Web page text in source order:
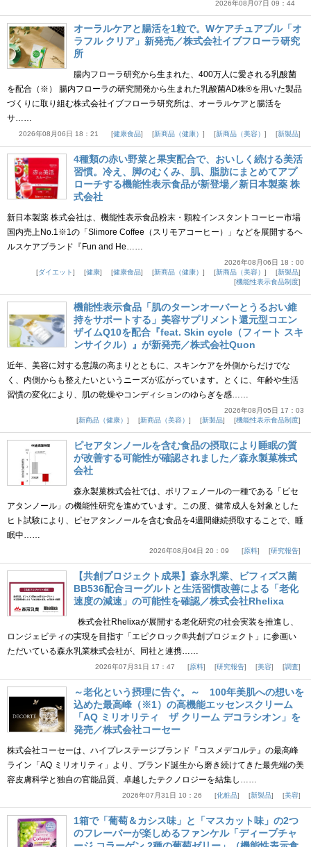
2026年08月07日 09：44
オーラルケアと腸活を1粒で。Wケアチュアブル「オ
ラフル クリア」新発売／株式会社イブフローラ研究
所
腸内フローラ研究から生まれた、400万人に愛される乳酸菌
を配合（※） 腸内フローラの研究開発から生まれた乳酸菌AD株®を用いた製品
づくりに取り組む株式会社イブフローラ研究所は、オーラルケアと腸活を
サ……
2026年08月06日 18：21 健康食品 新商品（健康） 新商品（美容） 新製品
4種類の赤い野菜と果実配合で、おいしく続ける美活
習慣。冷え、脚のむくみ、肌、脂肪にまとめてアプ
ローチする機能性表示食品が新登場／新日本製薬 株
式会社
新日本製薬 株式会社は、機能性表示食品粉末・顆粒インスタントコーヒー市場
国内売上No.1※1の「Slimore Coffee（スリモアコーヒー）」などを展開するヘ
ルスケアブランド『Fun and He……
2026年08月06日 18：00
ダイエット
健康 健康食品 新商品（健康） 新商品（美容）
新製品
機能性表示食品制度
機能性表示食品「肌のターンオーバーとうるおい維
持をサポートする」美容サプリメント還元型コエン
ザイムQ10を配合『feat. Skin cycle（フィート スキ
ンサイクル）』が新発売／株式会社Quon
近年、美容に対する意識の高まりとともに、スキンケアを外側からだけでな
く、内側からも整えたいというニーズが広がっています。とくに、年齢や生活
習慣の変化により、肌の乾燥やコンディションのゆらぎを感……
2026年08月05日 17：03
新商品（健康）
新商品（美容） 新製品 機能性表示食品制度
ピセアタンノールを含む食品の摂取により睡眠の質
が改善する可能性が確認されました／森永製菓株式
会社
森永製菓株式会社では、ポリフェノールの一種である「ピセ
アタンノール」の機能性研究を進めています。この度、健常成人を対象とした
ヒト試験により、ピセアタンノールを含む食品を4週間継続摂取することで、睡
眠中……
2026年08月04日 20：09 原料 研究報告
【共創プロジェクト成果】森永乳業、ビフィズス菌
BB536配合ヨーグルトと生活習慣改善による「老化
速度の減速」の可能性を確認／株式会社Rhelixa
株式会社Rhelixaが展開する老化研究の社会実装を推進し、
ロンジェビティの実現を目指す「エピクロック®共創プロジェクト」に参画い
ただいている森永乳業株式会社が、同社と連携……
2026年07月31日 17：47 原料 研究報告 美容 調査
～老化という摂理に告ぐ。～ 100年美肌への想いを
込めた最高峰（※1）の高機能エッセンスクリーム
「AQ ミリオリティ ザ クリーム デコラシオン」を
発売／株式会社コーセー
株式会社コーセーは、ハイプレステージブランド『コスメデコルテ』の最高峰
ライン「AQ ミリオリティ」より、ブランド誕生から磨き続けてきた最先端の美
容皮膚科学と独自の官能品質、卓越したテクノロジーを結集し……
2026年07月31日 10：26 化粧品 新製品 美容
1箱で「葡萄＆カシス味」と「マスカット味」の2つ
のフレーバーが楽しめるファンケル「ディープチャ